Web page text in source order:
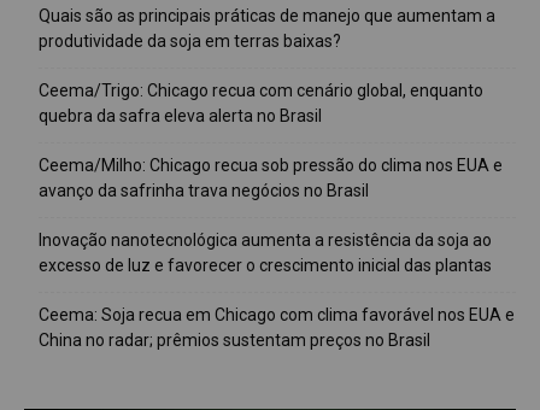
Quais são as principais práticas de manejo que aumentam a
produtividade da soja em terras baixas?
Ceema/Trigo: Chicago recua com cenário global, enquanto
quebra da safra eleva alerta no Brasil
Ceema/Milho: Chicago recua sob pressão do clima nos EUA e
avanço da safrinha trava negócios no Brasil
Inovação nanotecnológica aumenta a resistência da soja ao
excesso de luz e favorecer o crescimento inicial das plantas
Ceema: Soja recua em Chicago com clima favorável nos EUA e
China no radar; prêmios sustentam preços no Brasil